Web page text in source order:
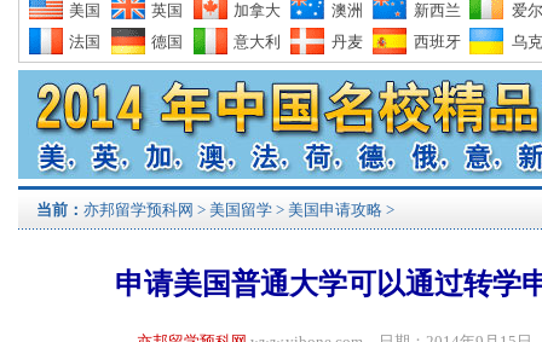
美国 英国 加拿大 澳洲 新西兰
爱
法国
德国 意大利 丹麦 西班牙 乌
当前： 亦邦留学预科网 > 美国留学 > 美国申请攻略 >
申请美国普通大学可以通过转学